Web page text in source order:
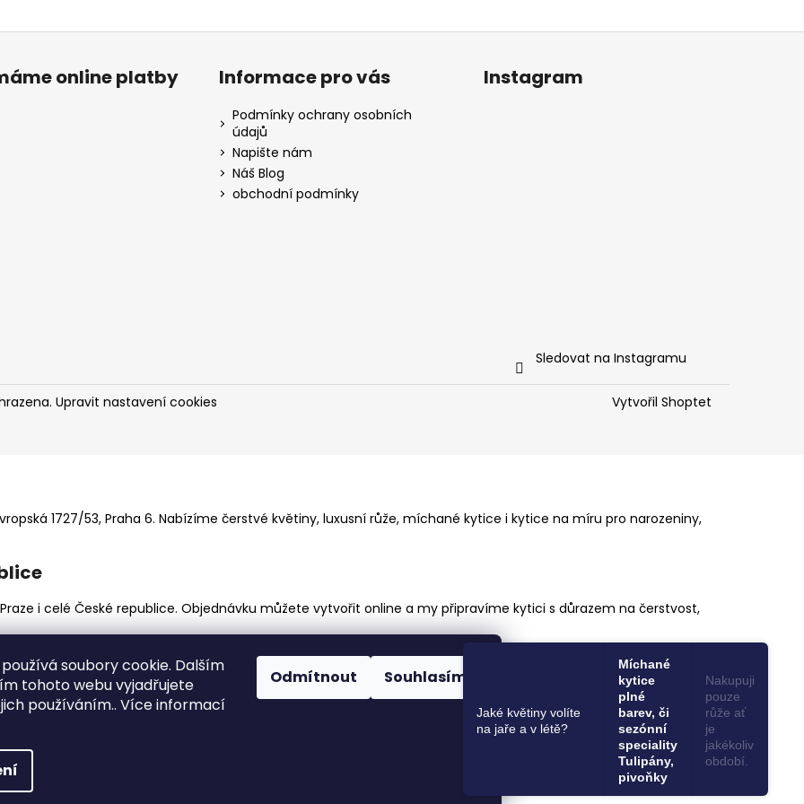
soubory cookie. Dalším
tohoto webu vyjadřujete
používáním.. Více informací
Odmítnout Souhlasím
online platby Informace pro vás
Podmínky ochrany osobních
údajů
Napište nám
Náš Blog
obchodní podmínky
Instagram
Sledovat na Instagramu
Vytvořil Shoptet
Upravit nastavení cookies
1727/53, Praha 6. Nabízíme čerstvé květiny, luxusní růže, míchané kytice i kytice na míru pro narozeniny,
i celé České republice. Objednávku můžete vytvořit online a my připravíme kytici s důrazem na čerstvost,
dárky i smuteční události.
Jaké květiny volíte
na jaře a v létě?
Míchané
kytice
plné
barev, či
sezónní
speciality
Tulipány,
pivoňky
Nakupuji
pouze
růže ať
je
jakékoliv
období.